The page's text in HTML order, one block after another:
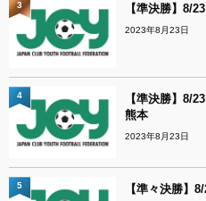
【準決勝】8/
2023年8月23日
3
【準決勝】8/
熊本
2023年8月23日
4
【準々決勝】
5